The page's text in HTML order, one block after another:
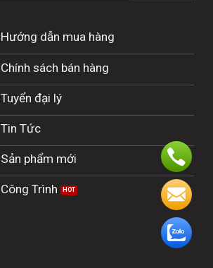
Hướng dẫn mua hàng
Chính sách bán hàng
Tuyển đại lý
Tin Tức
Sản phẩm mới
Công Trình